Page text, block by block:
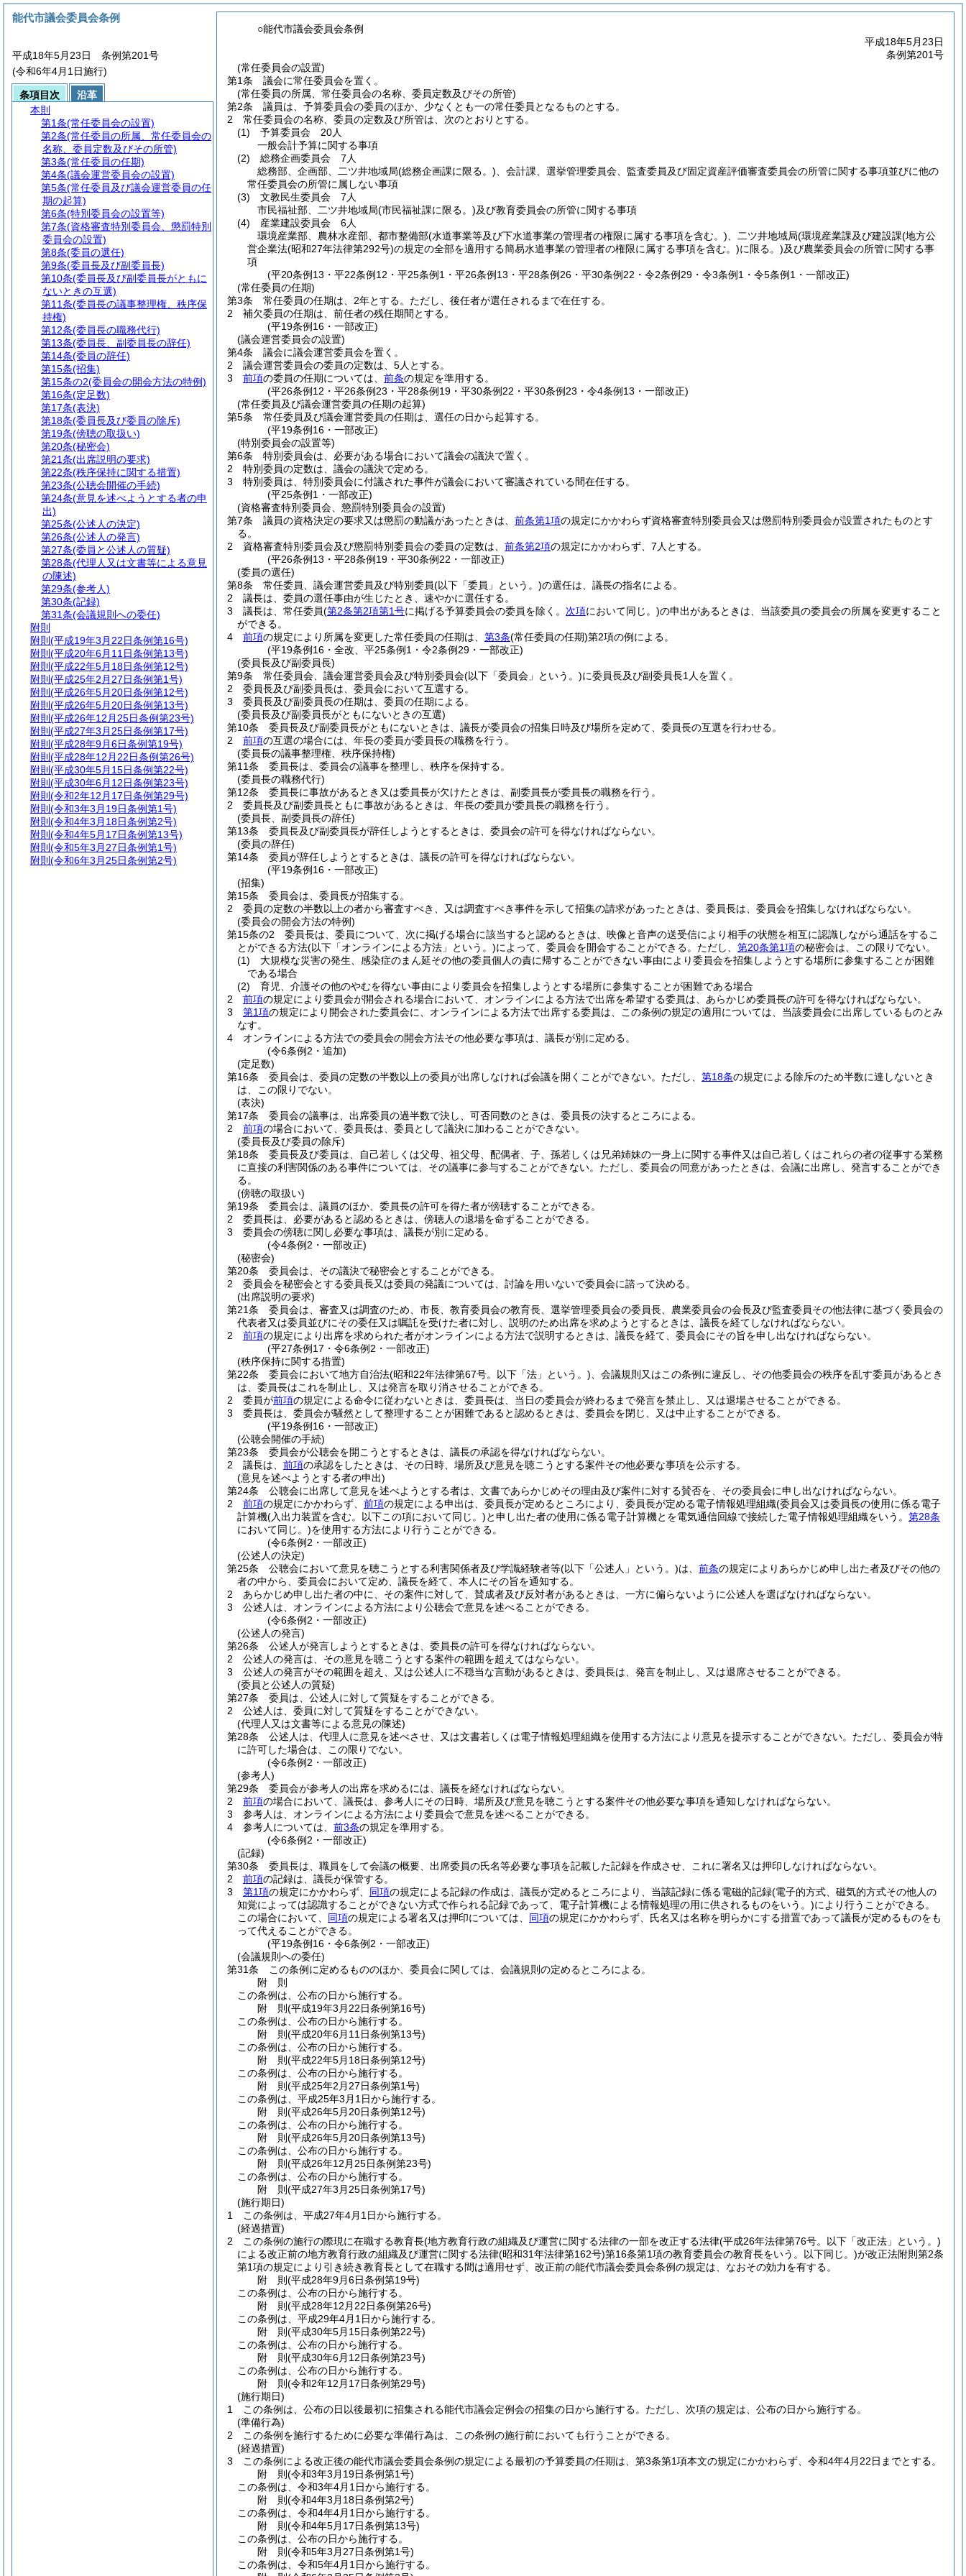
○能代市議会委員会条例
平成18年5月23日
条例第201号
(常任委員会の設置)
第1条
議会に常任委員会を置く。
(常任委員の所属、常任委員会の名称、委員定数及びその所管)
第2条
議員は、予算委員会の委員のほか、少なくとも一の常任委員となるものとする。
2
常任委員会の名称、委員の定数及び所管は、次のとおりとする。
(1)
予算委員会 20人
一般会計予算に関する事項
(2)
総務企画委員会 7人
総務部、企画部、二ツ井地域局(総務企画課に限る。) 、会計課、選挙管理委員会、監査委員及び固定資産評価審査委員会の所管に関する事項並びに他の
常任委員会の所管に属しない事項
(3)
文教民生委員会 7人
市民福祉部、二ツ井地域局(市民福祉課に限る。)及び教育委員会の所管に関する事項
(4)
産業建設委員会 6人
環境産業部、農林水産部、都市整備部(水道事業等及び下水道事業の管理者の権限に属する事項を含む。) 、二ツ井地域局(環境産業課及び建設課(地方公
営企業法(昭和27年法律第292号)の規定の全部を適用する簡易水道事業の管理者の権限に属する事項を含む。)に限る。)及び農業委員会の所管に関する事
項
(平20条例13・平22条例12・平25条例1・平26条例13・平28条例26・平30条例22・令2条例29・令3条例1・令5条例1・一部改正)
(常任委員の任期)
第3条
常任委員の任期は、2年とする。 ただし、後任者が選任されるまで在任する。
2
補欠委員の任期は、前任者の残任期間とする。
(平19条例16・一部改正)
(議会運営委員会の設置)
第4条
議会に議会運営委員会を置く。
2
議会運営委員会の委員の定数は、5人とする。
3
前項の委員の任期については、 前条の規定を準用する。
(平26条例12・平26条例23・平28条例19・平30条例22・平30条例23・令4条例13・一部改正)
(常任委員及び議会運営委員の任期の起算)
第5条
常任委員及び議会運営委員の任期は、選任の日から起算する。
(平19条例16・一部改正)
(特別委員会の設置等)
第6条
特別委員会は、必要がある場合において議会の議決で置く。
2
特別委員の定数は、議会の議決で定める。
3
特別委員は、特別委員会に付議された事件が議会において審議されている間在任する。
(平25条例1・一部改正)
(資格審査特別委員会、懲罰特別委員会の設置)
第7条
議員の資格決定の要求又は懲罰の動議があったときは、 前条第1項の規定にかかわらず資格審査特別委員会又は懲罰特別委員会が設置されたものとす
る。
2
資格審査特別委員会及び懲罰特別委員会の委員の定数は、 前条第2項の規定にかかわらず、7人とする。
(平26条例13・平28条例19・平30条例22・一部改正)
(委員の選任)
第8条
常任委員、議会運営委員及び特別委員(以下「委員」という。)の選任は、議長の指名による。
2
議長は、委員の選任事由が生じたとき、速やかに選任する。
3
議長は、常任委員(第2条第2項第1号に掲げる予算委員会の委員を除く。 次項において同じ。)の申出があるときは、当該委員の委員会の所属を変更すること
ができる。
4
前項の規定により所属を変更した常任委員の任期は、 第3条(常任委員の任期)第2項の例による。
(平19条例16・全改、平25条例1・令2条例29・一部改正)
(委員長及び副委員長)
第9条
常任委員会、議会運営委員会及び特別委員会(以下「委員会」という。)に委員長及び副委員長1人を置く。
2
委員長及び副委員長は、委員会において互選する。
3
委員長及び副委員長の任期は、委員の任期による。
(委員長及び副委員長がともにないときの互選)
第10条
委員長及び副委員長がともにないときは、議長が委員会の招集日時及び場所を定めて、委員長の互選を行わせる。
2
前項の互選の場合には、年長の委員が委員長の職務を行う。
(委員長の議事整理権、秩序保持権)
第11条
委員長は、委員会の議事を整理し、秩序を保持する。
(委員長の職務代行)
第12条
委員長に事故があるとき又は委員長が欠けたときは、副委員長が委員長の職務を行う。
2
委員長及び副委員長ともに事故があるときは、年長の委員が委員長の職務を行う。
(委員長、副委員長の辞任)
第13条
委員長及び副委員長が辞任しようとするときは、委員会の許可を得なければならない。
(委員の辞任)
第14条
委員が辞任しようとするときは、議長の許可を得なければならない。
(平19条例16・一部改正)
(招集)
第15条
委員会は、委員長が招集する。
2
委員の定数の半数以上の者から審査すべき、又は調査すべき事件を示して招集の請求があったときは、委員長は、委員会を招集しなければならない。
(委員会の開会方法の特例)
第15条の2
委員長は、委員について、次に掲げる場合に該当すると認めるときは、映像と音声の送受信により相手の状態を相互に認識しながら通話をするこ
とができる方法(以下「オンラインによる方法」という。)によって、委員会を開会することができる。 ただし、 第20条第1項の秘密会は、この限りでない。
(1)
大規模な災害の発生、感染症のまん延その他の委員個人の責に帰することができない事由により委員会を招集しようとする場所に参集することが困難
である場合
(2)
育児、介護その他のやむを得ない事由により委員会を招集しようとする場所に参集することが困難である場合
2
前項の規定により委員会が開会される場合において、オンラインによる方法で出席を希望する委員は、あらかじめ委員長の許可を得なければならない。
3
第1項の規定により開会された委員会に、オンラインによる方法で出席する委員は、この条例の規定の適用については、当該委員会に出席しているものとみ
なす。
4
オンラインによる方法での委員会の開会方法その他必要な事項は、議長が別に定める。
(令6条例2・追加)
(定足数)
第16条
委員会は、委員の定数の半数以上の委員が出席しなければ会議を開くことができない。 ただし、 第18条の規定による除斥のため半数に達しないとき
は、この限りでない。
(表決)
第17条
委員会の議事は、出席委員の過半数で決し、可否同数のときは、委員長の決するところによる。
2
前項の場合において、委員長は、委員として議決に加わることができない。
(委員長及び委員の除斥)
第18条
委員長及び委員は、自己若しくは父母、祖父母、配偶者、子、孫若しくは兄弟姉妹の一身上に関する事件又は自己若しくはこれらの者の従事する業務
に直接の利害関係のある事件については、その議事に参与することができない。 ただし、委員会の同意があったときは、会議に出席し、発言することができ
る。
(傍聴の取扱い)
第19条
委員会は、議員のほか、委員長の許可を得た者が傍聴することができる。
2
委員長は、必要があると認めるときは、傍聴人の退場を命ずることができる。
3
委員会の傍聴に関し必要な事項は、議長が別に定める。
(令4条例2・一部改正)
(秘密会)
第20条
委員会は、その議決で秘密会とすることができる。
2
委員会を秘密会とする委員長又は委員の発議については、討論を用いないで委員会に諮って決める。
(出席説明の要求)
第21条
委員会は、審査又は調査のため、市長、教育委員会の教育長、選挙管理委員会の委員長、農業委員会の会長及び監査委員その他法律に基づく委員会の
代表者又は委員並びにその委任又は嘱託を受けた者に対し、説明のため出席を求めようとするときは、議長を経てしなければならない。
2
前項の規定により出席を求められた者がオンラインによる方法で説明するときは、議長を経て、委員会にその旨を申し出なければならない。
(平27条例17・令6条例2・一部改正)
(秩序保持に関する措置)
第22条
委員会において地方自治法(昭和22年法律第67号。以下「法」という。) 、会議規則又はこの条例に違反し、その他委員会の秩序を乱す委員があるとき
は、委員長はこれを制止し、又は発言を取り消させることができる。
2
委員が前項の規定による命令に従わないときは、委員長は、当日の委員会が終わるまで発言を禁止し、又は退場させることができる。
3
委員長は、委員会が騒然として整理することが困難であると認めるときは、委員会を閉じ、又は中止することができる。
(平19条例16・一部改正)
(公聴会開催の手続)
第23条
委員会が公聴会を開こうとするときは、議長の承認を得なければならない。
2
議長は、 前項の承認をしたときは、その日時、場所及び意見を聴こうとする案件その他必要な事項を公示する。
(意見を述べようとする者の申出)
第24条
公聴会に出席して意見を述べようとする者は、文書であらかじめその理由及び案件に対する賛否を、その委員会に申し出なければならない。
2
前項の規定にかかわらず、 前項の規定による申出は、委員長が定めるところにより、委員長が定める電子情報処理組織(委員会又は委員長の使用に係る電子
計算機(入出力装置を含む。以下この項において同じ。)と申し出た者の使用に係る電子計算機とを電気通信回線で接続した電子情報処理組織をいう。 第28条
において同じ。)を使用する方法により行うことができる。
(令6条例2・一部改正)
(公述人の決定)
第25条
公聴会において意見を聴こうとする利害関係者及び学識経験者等(以下「公述人」という。)は、 前条の規定によりあらかじめ申し出た者及びその他の
者の中から、委員会において定め、議長を経て、本人にその旨を通知する。
2
あらかじめ申し出た者の中に、その案件に対して、賛成者及び反対者があるときは、一方に偏らないように公述人を選ばなければならない。
3
公述人は、オンラインによる方法により公聴会で意見を述べることができる。
(令6条例2・一部改正)
(公述人の発言)
第26条
公述人が発言しようとするときは、委員長の許可を得なければならない。
2
公述人の発言は、その意見を聴こうとする案件の範囲を超えてはならない。
3
公述人の発言がその範囲を超え、又は公述人に不穏当な言動があるときは、委員長は、発言を制止し、又は退席させることができる。
(委員と公述人の質疑)
第27条
委員は、公述人に対して質疑をすることができる。
2
公述人は、委員に対して質疑をすることができない。
(代理人又は文書等による意見の陳述)
第28条
公述人は、代理人に意見を述べさせ、又は文書若しくは電子情報処理組織を使用する方法により意見を提示することができない。 ただし、委員会が特
に許可した場合は、この限りでない。
(令6条例2・一部改正)
(参考人)
第29条
委員会が参考人の出席を求めるには、議長を経なければならない。
2
前項の場合において、議長は、参考人にその日時、場所及び意見を聴こうとする案件その他必要な事項を通知しなければならない。
3
参考人は、オンラインによる方法により委員会で意見を述べることができる。
4
参考人については、 前3条の規定を準用する。
(令6条例2・一部改正)
(記録)
第30条
委員長は、職員をして会議の概要、出席委員の氏名等必要な事項を記載した記録を作成させ、これに署名又は押印しなければならない。
2
前項の記録は、議長が保管する。
3
第1項の規定にかかわらず、 同項の規定による記録の作成は、議長が定めるところにより、当該記録に係る電磁的記録(電子的方式、磁気的方式その他人の
知覚によっては認識することができない方式で作られる記録であって、電子計算機による情報処理の用に供されるものをいう。)により行うことができる。
この場合において、 同項の規定による署名又は押印については、 同項の規定にかかわらず、氏名又は名称を明らかにする措置であって議長が定めるものをも
って代えることができる。
(平19条例16・令6条例2・一部改正)
(会議規則への委任)
第31条
この条例に定めるもののほか、委員会に関しては、会議規則の定めるところによる。
附 則
この条例は、公布の日から施行する。
附 則(平成19年3月22日条例第16号)
この条例は、公布の日から施行する。
附 則(平成20年6月11日条例第13号)
この条例は、公布の日から施行する。
附 則(平成22年5月18日条例第12号)
この条例は、公布の日から施行する。
附 則(平成25年2月27日条例第1号)
この条例は、平成25年3月1日から施行する。
附 則(平成26年5月20日条例第12号)
この条例は、公布の日から施行する。
附 則(平成26年5月20日条例第13号)
この条例は、公布の日から施行する。
附 則(平成26年12月25日条例第23号)
この条例は、公布の日から施行する。
附 則(平成27年3月25日条例第17号)
(施行期日)
1
この条例は、平成27年4月1日から施行する。
(経過措置)
2
この条例の施行の際現に在職する教育長(地方教育行政の組織及び運営に関する法律の一部を改正する法律(平成26年法律第76号。以下「改正法」という。)
による改正前の地方教育行政の組織及び運営に関する法律(昭和31年法律第162号)第16条第1項の教育委員会の教育長をいう。以下同じ。)が改正法附則第2条
第1項の規定により引き続き教育長として在職する間は適用せず、改正前の能代市議会委員会条例の規定は、なおその効力を有する。
附 則(平成28年9月6日条例第19号)
この条例は、公布の日から施行する。
附 則(平成28年12月22日条例第26号)
この条例は、平成29年4月1日から施行する。
附 則(平成30年5月15日条例第22号)
この条例は、公布の日から施行する。
附 則(平成30年6月12日条例第23号)
この条例は、公布の日から施行する。
附 則(令和2年12月17日条例第29号)
(施行期日)
1
この条例は、公布の日以後最初に招集される能代市議会定例会の招集の日から施行する。 ただし、次項の規定は、公布の日から施行する。
(準備行為)
2
この条例を施行するために必要な準備行為は、この条例の施行前においても行うことができる。
(経過措置)
3
この条例による改正後の能代市議会委員会条例の規定による最初の予算委員の任期は、第3条第1項本文の規定にかかわらず、令和4年4月22日までとする。
附 則(令和3年3月19日条例第1号)
この条例は、令和3年4月1日から施行する。
附 則(令和4年3月18日条例第2号)
この条例は、令和4年4月1日から施行する。
附 則(令和4年5月17日条例第13号)
この条例は、公布の日から施行する。
附 則(令和5年3月27日条例第1号)
この条例は、令和5年4月1日から施行する。
能代市議会委員会条例
平成18年5月23日 条例第201号
(令和6年4月1日施行)
条項目次
沿革
本則
第1条(常任委員会の設置)
第2条(常任委員の所属、常任委員会の
名称、委員定数及びその所管)
第3条(常任委員の任期)
第4条(議会運営委員会の設置)
第5条(常任委員及び議会運営委員の任
期の起算)
第6条(特別委員会の設置等)
第7条(資格審査特別委員会、懲罰特別
委員会の設置)
第8条(委員の選任)
第9条(委員長及び副委員長)
第10条(委員長及び副委員長がともに
ないときの互選)
第11条(委員長の議事整理権、秩序保
持権)
第12条(委員長の職務代行)
第13条(委員長、副委員長の辞任)
第14条(委員の辞任)
第15条(招集)
第15条の2(委員会の開会方法の特例)
第16条(定足数)
第17条(表決)
第18条(委員長及び委員の除斥)
第19条(傍聴の取扱い)
第20条(秘密会)
第21条(出席説明の要求)
第22条(秩序保持に関する措置)
第23条(公聴会開催の手続)
第24条(意見を述べようとする者の申
出)
第25条(公述人の決定)
第26条(公述人の発言)
第27条(委員と公述人の質疑)
第28条(代理人又は文書等による意見
の陳述)
第29条(参考人)
第30条(記録)
第31条(会議規則への委任)
附則
附則 (平成19年3月22日条例第16号)
附則 (平成20年6月11日条例第13号)
附則 (平成22年5月18日条例第12号)
附則 (平成25年2月27日条例第1号)
附則 (平成26年5月20日条例第12号)
附則 (平成26年5月20日条例第13号)
附則 (平成26年12月25日条例第23号)
附則 (平成27年3月25日条例第17号)
附則 (平成28年9月6日条例第19号)
附則 (平成28年12月22日条例第26号)
附則 (平成30年5月15日条例第22号)
附則 (平成30年6月12日条例第23号)
附則 (令和2年12月17日条例第29号)
附則 (令和3年3月19日条例第1号)
附則 (令和4年3月18日条例第2号)
附則 (令和4年5月17日条例第13号)
附則 (令和5年3月27日条例第1号)
附則 (令和6年3月25日条例第2号)